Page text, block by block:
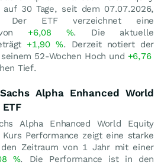
auf 30 Tage, seit dem 07.07.2026,
ETF verzeichnet eine
von +6,08 %. Die aktuelle
+1,90 %. Derzeit notiert der
52-Wochen Hoch und +6,76
Tief.
Alpha Enhanced World
Alpha Enhanced World Equity
Kurs Performance zeigt eine starke
Zeitraum von 1 Jahr mit einer
%. Die Performance ist in den